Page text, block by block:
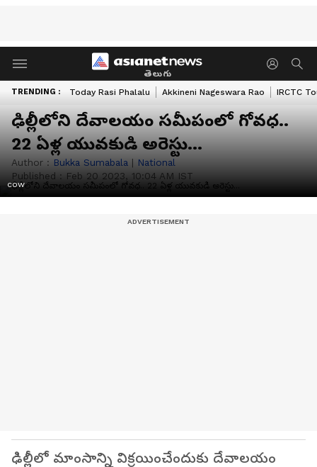
తెలుగు
TRENDING : Today Rasi Phalalu Akkineni Nageswara Rao IRCTC
ఢిల్లీలోని దేవాలయం సమీపంలో గోవధ..
22 ఏళ్ల యువకుడి అరెస్టు...
Author : Bukka Sumabala | National
Published : Feb 20 2023, 10:04 AM IST
cow
ఢిల్లీలో మాంసాన్ని విక్రయించేందుకు దేవాలయం